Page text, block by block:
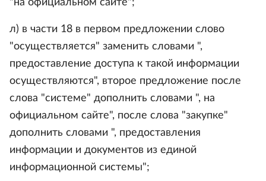
"на официальном сайте";
л) в части 18 в первом предложении слово
"осуществляется" заменить словами ",
предоставление доступа к такой информации
осуществляются", второе предложение после
слова "системе" дополнить словами ", на
официальном сайте", после слова "закупке"
дополнить словами ", предоставления
информации и документов из единой
информационной системы";